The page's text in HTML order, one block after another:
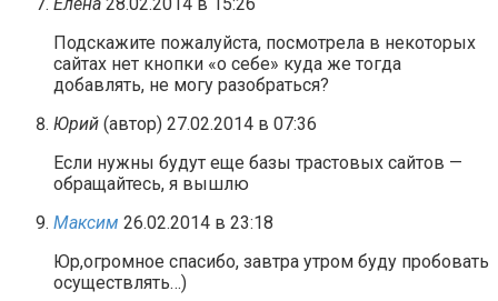
Подскажите пожалуйста, посмотрела в некоторых
сайтах нет кнопки «о себе» куда же тогда
добавлять, не могу разобраться?
Юрий (автор) 27.02.2014 в 07:36
Если нужны будут еще базы трастовых сайтов —
обращайтесь, я вышлю
Максим 26.02.2014 в 23:18
Юр,огромное спасибо, завтра утром буду пробовать
осуществлять…)